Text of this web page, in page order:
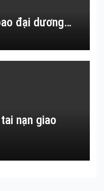
đại dương…
nạn giao